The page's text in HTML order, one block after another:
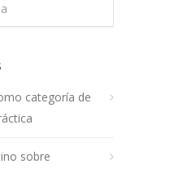
categoría de
sobre